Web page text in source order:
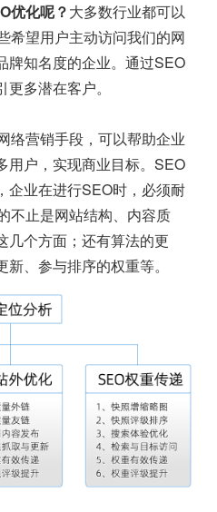
优化呢？大多数行业都可以
希望用户主动访问我们的网
牌知名度的企业。通过SEO
多潜在客户。
络营销手段，可以帮助企业
用户，实现商业目标。SEO
企业在进行SEO时，必须耐
不止是网站结构、内容质
几个方面；还有算法的更
、参与排序的权重等。